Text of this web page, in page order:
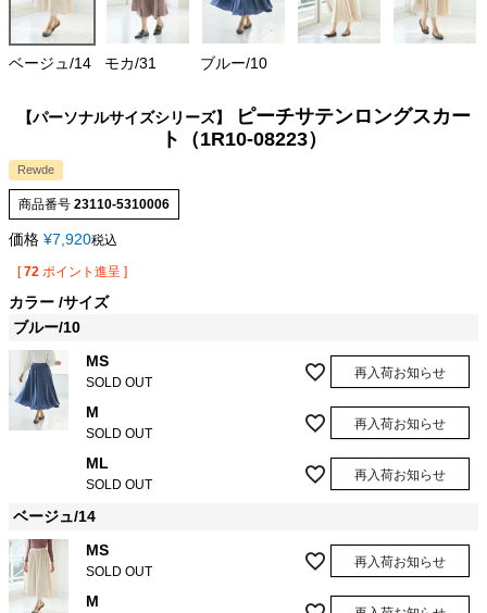
ベージュ/14 モカ/31 ブルー/10
【パーソナルサイズシリーズ】
ピーチサテンロングスカー
ト（1R10-08223）
Rewde
商品番号 23110-5310006
価格 ¥7,920税込
[ 72 ポイント進呈 ]
カラー サイズ
ブルー/10
MS
SOLD OUT
再入荷お知らせ
M
SOLD OUT
再入荷お知らせ
ML
SOLD OUT
再入荷お知らせ
ベージュ/14
MS
SOLD OUT
再入荷お知らせ
M